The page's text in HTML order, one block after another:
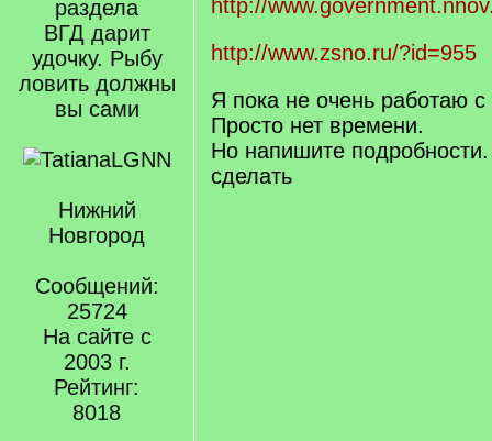
раздела
ВГД дарит
удочку. Рыбу
ловить должны
вы сами
Нижний
Новгород
Сообщений:
25724
На сайте с
2003 г.
Рейтинг:
8018
http://
http://www.zsno.ru/?id=955
Я пока не очень работаю
Просто нет времени.
Но напишите
сделать